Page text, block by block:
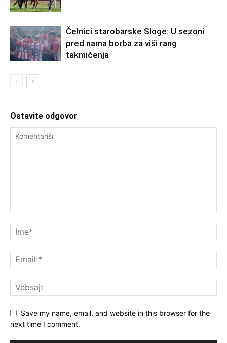
Čelnici starobarske Sloge: U sezoni
pred nama borba za viši rang
takmičenja
Ostavite odgovor
Save my name, email, and website in this browser for the
next time I comment.